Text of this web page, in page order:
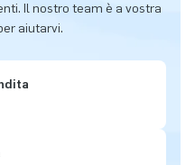
Il nostro team è a vostra
aiutarvi.